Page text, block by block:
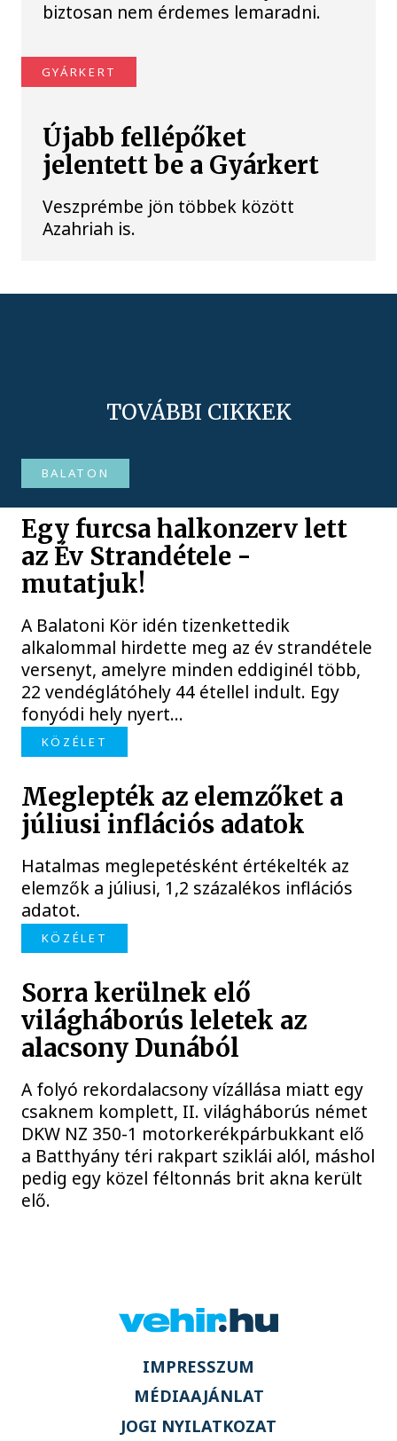
biztosan nem érdemes lemaradni.
GYÁRKERT
Újabb fellépőket
jelentett be a Gyárkert
Veszprémbe jön többek között
Azahriah is.
TOVÁBBI CIKKEK
BALATON
Egy furcsa halkonzerv lett
az Év Strandétele -
mutatjuk!
A Balatoni Kör idén tizenkettedik
alkalommal hirdette meg az év strandétele
versenyt, amelyre minden eddiginél több,
22 vendéglátóhely 44 étellel indult. Egy
fonyódi hely nyert...
KÖZÉLET
Meglepték az elemzőket a
júliusi inflációs adatok
Hatalmas meglepetésként értékelték az
elemzők a júliusi, 1,2 százalékos inflációs
adatot.
KÖZÉLET
Sorra kerülnek elő
világháborús leletek az
alacsony Dunából
A folyó rekordalacsony vízállása miatt egy
csaknem komplett, II. világháborús német
DKW NZ 350-1 motorkerékpárbukkant elő
a Batthyány téri rakpart sziklái alól, máshol
pedig egy közel féltonnás brit akna került
elő.
IMPRESSZUM
MÉDIAAJÁNLAT
JOGI NYILATKOZAT